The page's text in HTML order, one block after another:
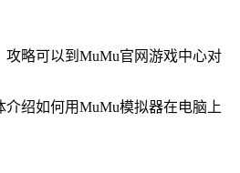
攻略可以到MuMu官网游戏中心对
介绍如何用MuMu模拟器在电脑上